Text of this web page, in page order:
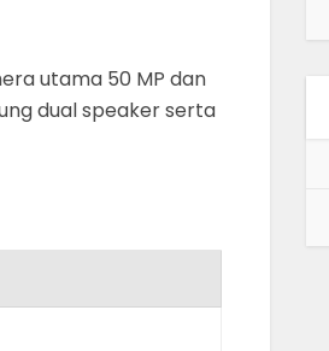
utama 50 MP dan
dual speaker serta